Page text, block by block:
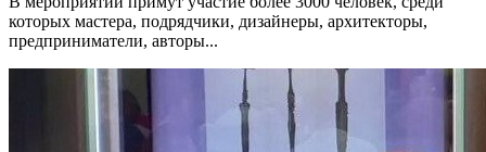
которых мастера, подрядчики, дизайнеры, архитекторы,
предприниматели, авторы...